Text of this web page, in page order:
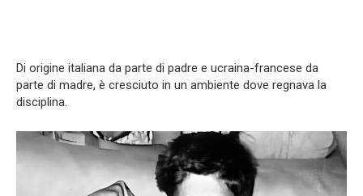
Di origine italiana da parte di padre e ucraina-francese da
parte di madre, è cresciuto in un ambiente dove regnava la
disciplina.